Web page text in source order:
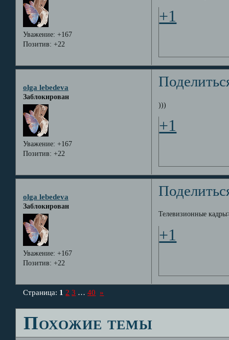
Уважение: +167
Позитив: +22
+1
olga lebedeva
Заблокирован
Уважение: +167
Позитив: +22
)))
+1
olga lebedeva
Заблокирован
Уважение: +167
Позитив: +22
Телевизионные
+1
Страница: 1 2 3 … 40 »
Похожие темы